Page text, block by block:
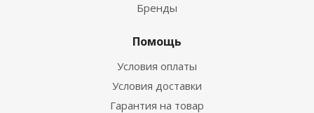
Бренды
Помощь
Условия оплаты
Условия доставки
Гарантия на товар